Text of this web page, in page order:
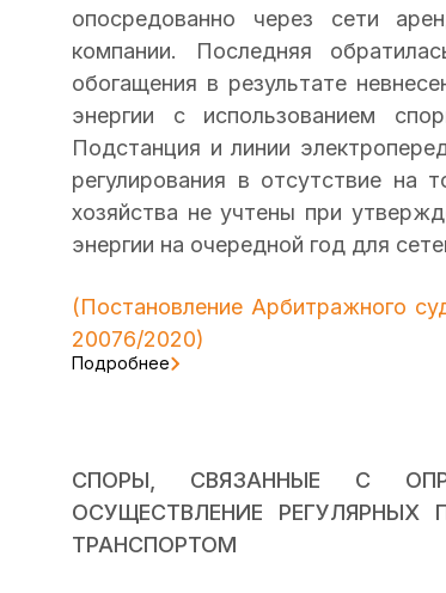
опосредованно через сети
компании. Последняя
обогащения в результате
энергии с использованием
Подстанция и линии
регулирования в отсутствие на
хозяйства не учтены при
энергии на очередной год для
(Постановление Арбитражного
20076/2020)
Подробнее
СПОРЫ, СВЯЗАННЫЕ С
ОСУЩЕСТВЛЕНИЕ
ТРАНСПОРТОМ